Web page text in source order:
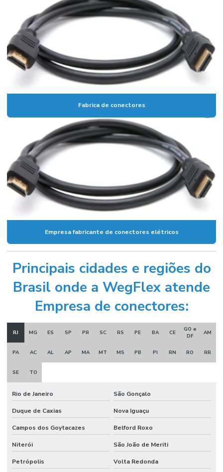
Fabrica de conectores
Empresa fabricante de conectores elétricos
Principais cidades e regiões do
Brasil onde a WegFlex atende
Empresa de conectores:
RJ MG ES SP PR SC RS PE BA CE
GO e
DF
AM
PA AC AL AP MA MT MS PB PI RN RO RR
SE TO
Rio de Janeiro São Gonçalo
Duque de Caxias Nova Iguaçu
Campos dos Goytacazes Belford Roxo
Niterói São João de Meriti
Petrópolis Volta Redonda